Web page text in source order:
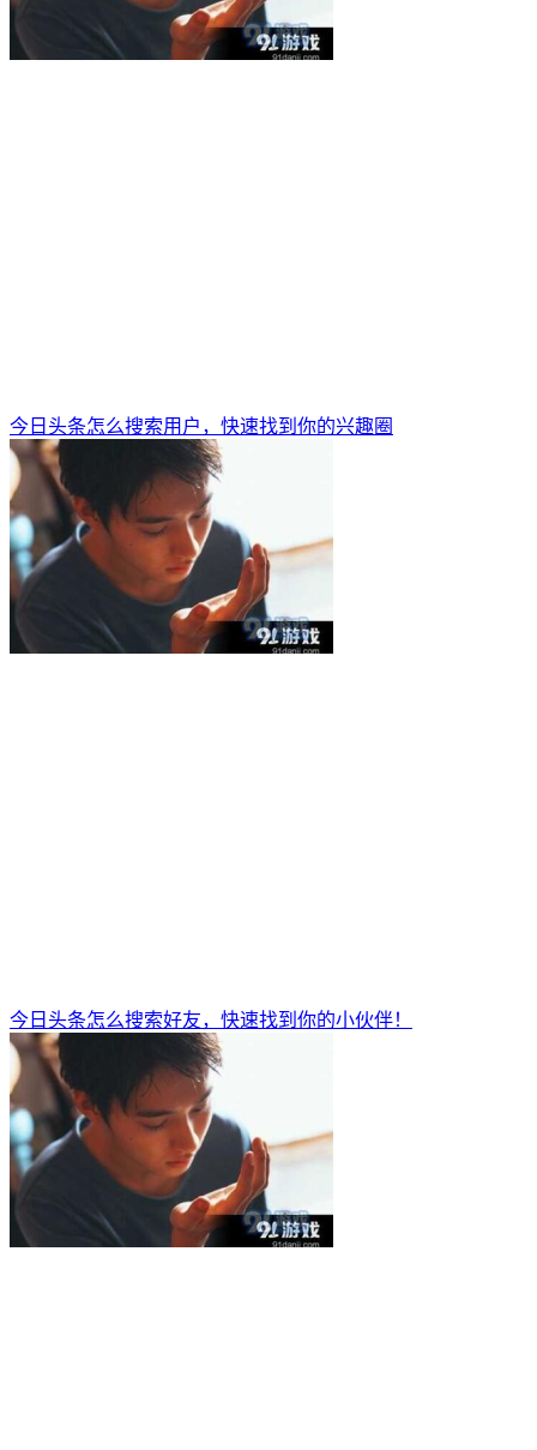
今日头条怎么搜索用户，快速找到你的兴趣圈
今日头条怎么搜索好友，快速找到你的小伙伴！